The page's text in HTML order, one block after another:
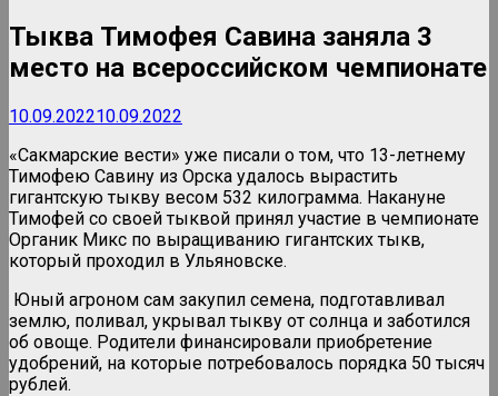
Тыква Тимофея Савина заняла 3
место на всероссийском чемпионате
10.09.202210.09.2022
«Сакмарские вести» уже писали о том, что 13-летнему
Тимофею Савину из Орска удалось вырастить
гигантскую тыкву весом 532 килограмма. Накануне
Тимофей со своей тыквой принял участие в чемпионате
Органик Микс по выращиванию гигантских тыкв,
который проходил в Ульяновске.
Юный агроном сам закупил семена, подготавливал
землю, поливал, укрывал тыкву от солнца и заботился
об овоще. Родители финансировали приобретение
удобрений, на которые потребовалось порядка 50 тысяч
рублей.